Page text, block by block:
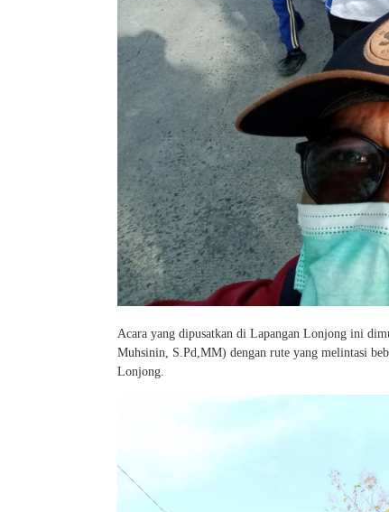
Acara yang dipusatkan di Lapangan Lonjong ini
Muhsinin, S.Pd,MM) dengan rute yang melintasi
Lonjong.